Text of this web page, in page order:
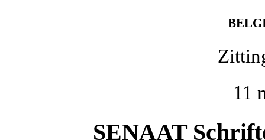
11
SENAAT